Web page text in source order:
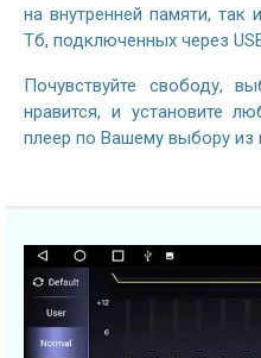
на внутренней памяти,
Тб, подключенных через
Почувствуйте свободу,
нравится, и установите
плеер по Вашему выбору из